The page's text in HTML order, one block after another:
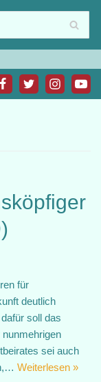
für
deutlich
soll das
sei auch
Weiterlesen »